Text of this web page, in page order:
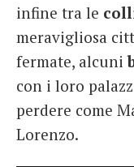
infine tra le
meravigliosa
fermate, alcuni
con i loro
perdere come
Lorenzo.